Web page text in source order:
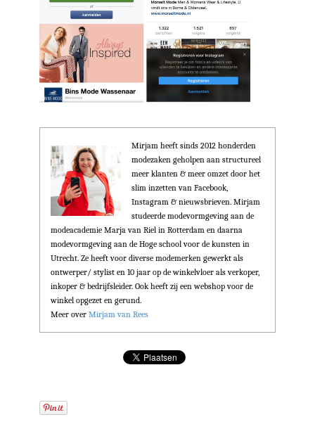
Mirjam heeft sinds 2012 honderden
modezaken geholpen aan structureel
meer klanten & meer omzet door het
slim inzetten van Facebook,
Instagram & nieuwsbrieven. Mirjam
studeerde modevormgeving aan de
modeacademie Marja van Riel in Rotterdam en daarna
modevormgeving aan de Hoge school voor de kunsten in
Utrecht. Ze heeft voor diverse modemerken gewerkt als
ontwerper/ stylist en 10 jaar op de winkelvloer als verkoper,
inkoper & bedrijfsleider. Ook heeft zij een webshop voor de
winkel opgezet en gerund.
Meer over Mirjam van Rees